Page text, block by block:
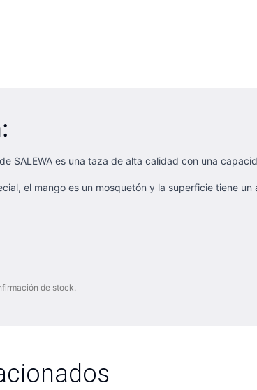
SALEWA es una taza de alta calidad con una
el mango es un mosquetón y la superficie tiene
de stock.